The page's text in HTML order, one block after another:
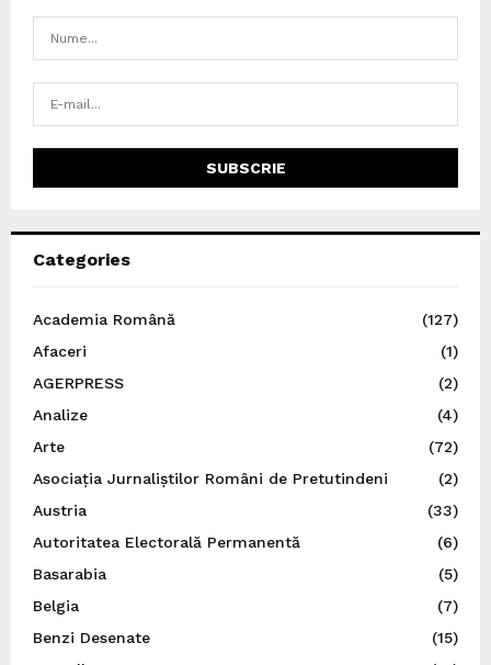
Categories
Academia Română
(127)
Afaceri
(1)
AGERPRESS
(2)
Analize
(4)
Arte
(72)
Asociația Jurnaliștilor Români de Pretutindeni
(2)
Austria
(33)
Autoritatea Electorală Permanentă
(6)
Basarabia
(5)
Belgia
(7)
Benzi Desenate
(15)